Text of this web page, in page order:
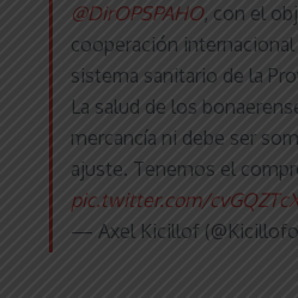
@DirOPSPAHO, con el
cooperación
sistema sanitario de la
La salud de los
mercancía ni debe ser
ajuste. Tenemos el
pic.twitter.com/
— Axel Kicillof